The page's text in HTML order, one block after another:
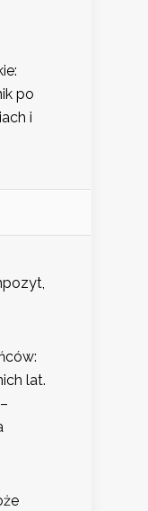
po
i
lat.